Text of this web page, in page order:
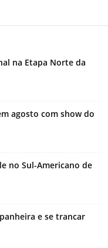
na Etapa Norte da
agosto com show do
no Sul-Americano de
e se trancar